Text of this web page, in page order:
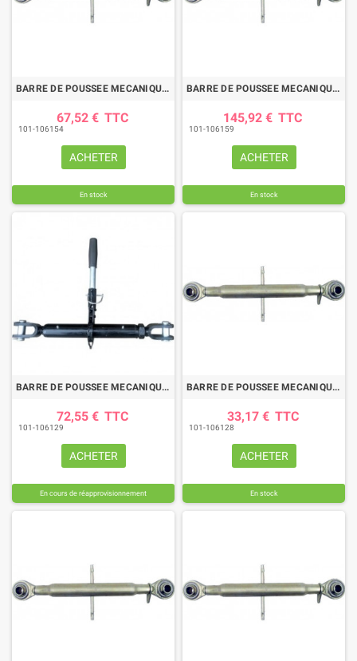
BARRE DE POUSSEE MECANIQUE ROTULE-ROTULE LG 1060-1270 CAT2
67,52 € TTC
101-106154
ACHETER
En stock
BARRE DE POUSSEE MECANIQUE ROTULE-ROTULE LG 845-1060 CAT2
145,92 € TTC
101-106159
ACHETER
En stock
BARRE DE POUSSEE MECANIQUE CHAPE-CHAPE LG 510-710 CAT2
72,55 € TTC
101-106129
ACHETER
En cours de réapprovisionnement
BARRE DE POUSSEE MECANIQUE ROTULE-ROTULE LG 350-475 CAT2
33,17 € TTC
101-106128
ACHETER
En stock